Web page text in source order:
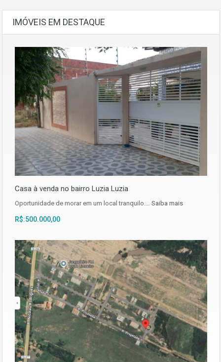
IMÓVEIS EM DESTAQUE
Casa à venda no bairro Luzia Luzia
Oportunidade de morar em um local tranquilo.… Saiba mais
R$:500.000,00